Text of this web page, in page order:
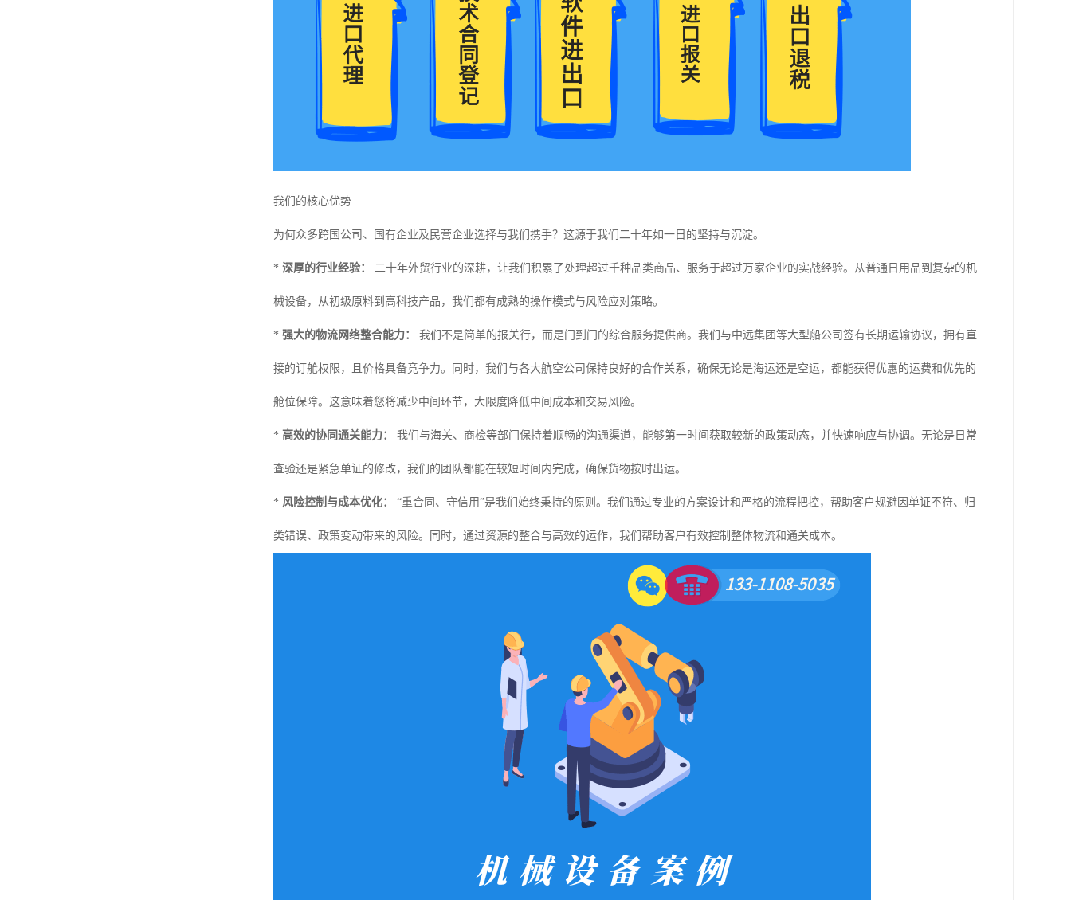
我们的核心优势
为何众多跨国公司、国有企业及民营企业选择与我们携手？这源于我们二十年如一日的坚持与沉淀。
* 深厚的行业经验： 二十年外贸行业的深耕，让我们积累了处理超过千种品类商品、服务于超过万家企业的实战经验。从普通日用品到复杂的机
械设备，从初级原料到高科技产品，我们都有成熟的操作模式与风险应对策略。
* 强大的物流网络整合能力： 我们不是简单的报关行，而是门到门的综合服务提供商。我们与中远集团等大型船公司签有长期运输协议，拥有直
接的订舱权限，且价格具备竞争力。同时，我们与各大航空公司保持良好的合作关系，确保无论是海运还是空运，都能获得优惠的运费和优先的
舱位保障。这意味着您将减少中间环节，大限度降低中间成本和交易风险。
* 高效的协同通关能力： 我们与海关、商检等部门保持着顺畅的沟通渠道，能够第一时间获取较新的政策动态，并快速响应与协调。无论是日常
查验还是紧急单证的修改，我们的团队都能在较短时间内完成，确保货物按时出运。
* 风险控制与成本优化： “重合同、守信用”是我们始终秉持的原则。我们通过专业的方案设计和严格的流程把控，帮助客户规避因单证不符、归
类错误、政策变动带来的风险。同时，通过资源的整合与高效的运作，我们帮助客户有效控制整体物流和通关成本。